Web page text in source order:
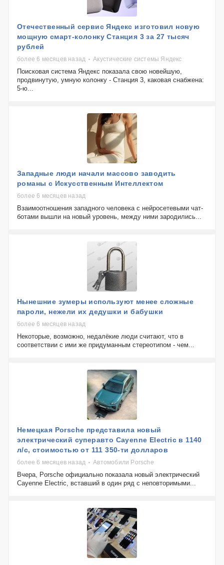
Отечественный сервис Яндекс изготовил новую
мощную смарт-колонку Станция 3 за 27 тысяч
рублей
более 6 месяцев назад Акустические системы Яндекс
Поисковая система Яндекс показала свою новейшую,
продвинутую, умную колонку - Станция 3, каковая снабжена:
5-ю...
Западные люди начали массово заводить
романы с Искусственным Интеллектом
более 6 месяцев назад
Взаимоотношения западного человека с нейросетевыми чат-
ботами вышли на новый уровень, между ними зародились...
Нынешние зумеры используют менее сложные
пароли, нежели их дедушки и бабушки
более 6 месяцев назад
Некоторые, возможно, недалёкие люди считают, что в
соответствии с ими же придуманным стереотипом - чем...
Немецкая Porsche представила новый
электрический суперавто Cayenne Electric в 1140
л/с, стоимостью от 111 350-ти долларов
более 6 месяцев назад Автомобили Porsche
Вчера, Porsche официально показала новый электрический
Cayenne Electric, вставший в один ряд с неповторимыми...